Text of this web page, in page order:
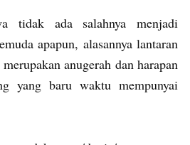
tidak ada salahnya menjadi
apapun, alasannya lantaran
anugerah dan harapan
yang baru waktu mempunyai